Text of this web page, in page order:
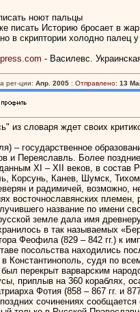
ноют пальцы
писать Историю бросает в
в скриптории холодно палец
- Василевс.
рег-ции: Апр. 2005: Отправлено: 13
из словаря ждет своих
– государственное
и Переяславль. Более
XI – XII веков, в состав
Корсунь, Канев, Шумск,
и радимичей, возможно,
восточнославянских
название по имени
земле дала имя
в так называемых
Феофила (829 – 842 гг.) к
посольства находились
Константинополь, судя по
перекрыт варварским
приплыв на 360 кораблях,
Фотия (858 – 867 гг. и
сочинениях